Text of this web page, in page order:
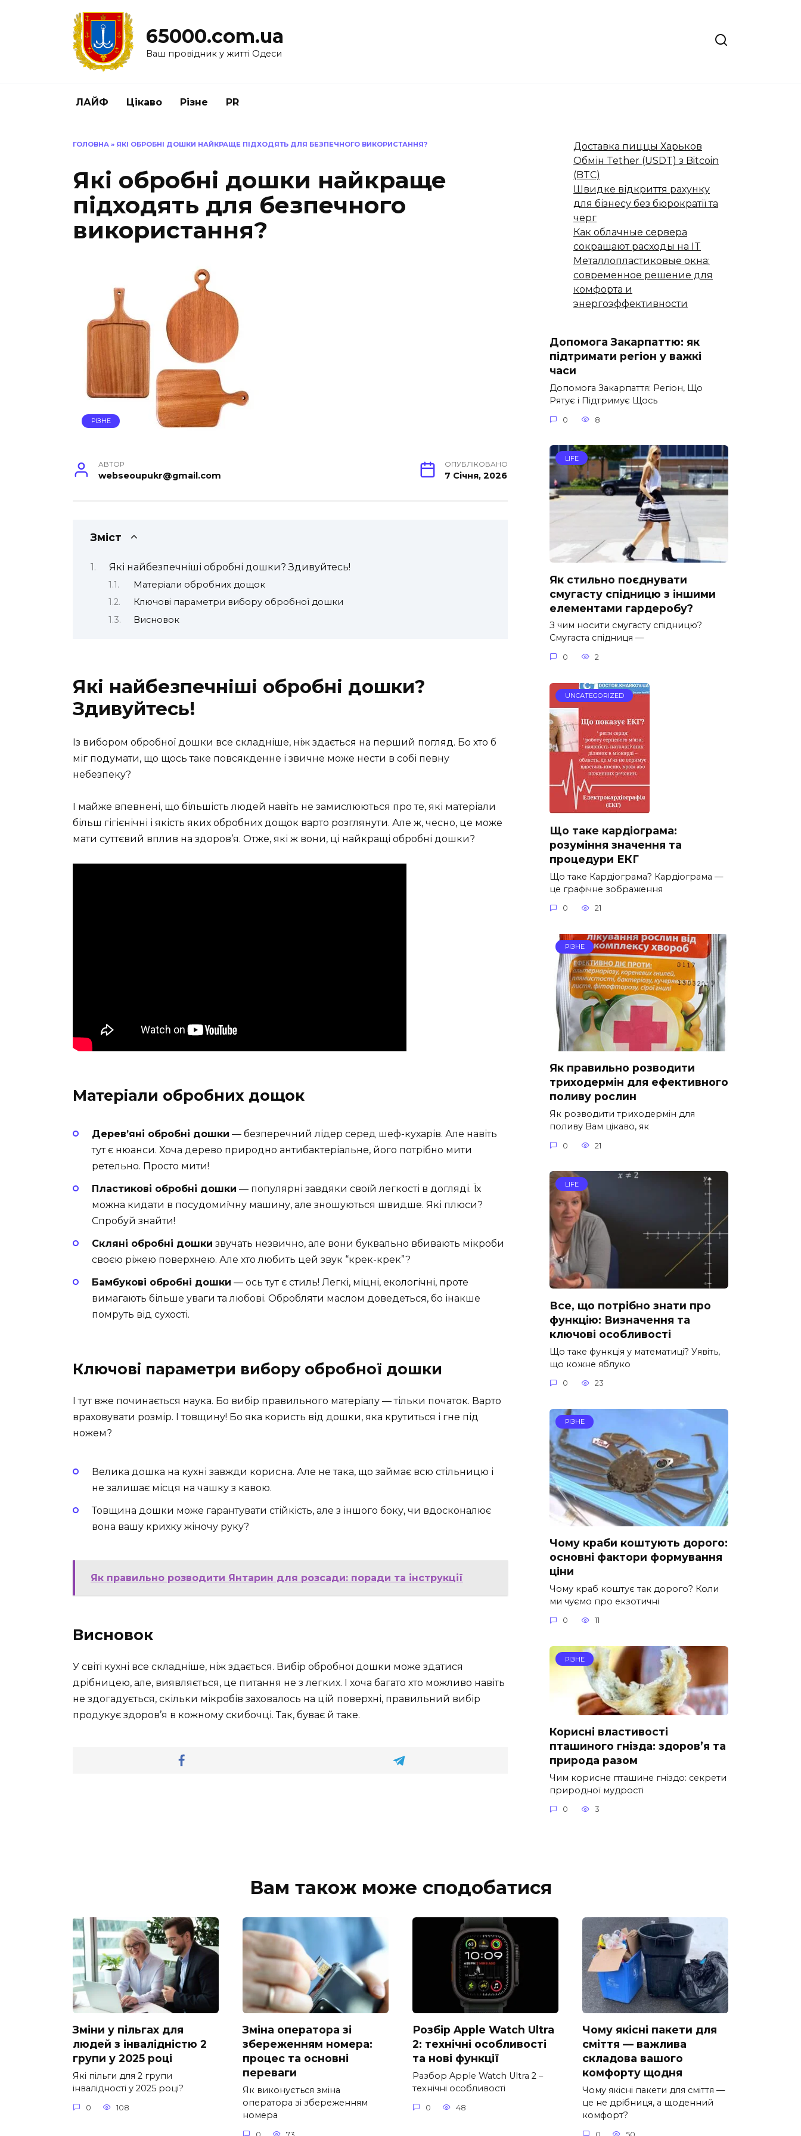
65000.com.ua
Ваш провідник у житті Одеси
ЛАЙФ Цікаво Різне PR
ГОЛОВНА » ЯКІ ОБРОБНІ ДОШКИ НАЙКРАЩЕ ПІДХОДЯТЬ ДЛЯ БЕЗПЕЧНОГО ВИКОРИСТАННЯ?
Які обробні дошки найкраще
підходять для безпечного
використання?
РІЗНЕ
АВТОР
webseoupukr@gmail.com
ОПУБЛІКОВАНО
7 Січня, 2026
Зміст
Які найбезпечніші обробні дошки? Здивуйтесь!
Матеріали обробних дощок
Ключові параметри вибору обробної дошки
Висновок
Які найбезпечніші обробні дошки?
Здивуйтесь!
Із вибором обробної дошки все складніше, ніж здається на перший погляд. Бо хто б
міг подумати, що щось таке повсякденне і звичне може нести в собі певну
небезпеку?
І майже впевнені, що більшість людей навіть не замислюються про те, які матеріали
більш гігієнічні і якість яких обробних дощок варто розглянути. Але ж, чесно, це може
мати суттєвий вплив на здоров’я. Отже, які ж вони, ці найкращі обробні дошки?
Матеріали обробних дощок
Дерев’яні обробні дошки — безперечний лідер серед шеф-кухарів. Але навіть
тут є нюанси. Хоча дерево природно антибактеріальне, його потрібно мити
ретельно. Просто мити!
Пластикові обробні дошки — популярні завдяки своїй легкості в догляді. Їх
можна кидати в посудомиїчну машину, але зношуються швидше. Які плюси?
Спробуй знайти!
Скляні обробні дошки звучать незвично, але вони буквально вбивають мікроби
своєю ріжею поверхнею. Але хто любить цей звук “крек-крек”?
Бамбукові обробні дошки — ось тут є стиль! Легкі, міцні, екологічні, проте
вимагають більше уваги та любові. Обробляти маслом доведеться, бо інакше
помруть від сухості.
Ключові параметри вибору обробної дошки
І тут вже починається наука. Бо вибір правильного матеріалу — тільки початок. Варто
враховувати розмір. І товщину! Бо яка користь від дошки, яка крутиться і гне під
ножем?
Велика дошка на кухні завжди корисна. Але не така, що займає всю стільницю і
не залишає місця на чашку з кавою.
Товщина дошки може гарантувати стійкість, але з іншого боку, чи вдосконалює
вона вашу крихку жіночу руку?
Як правильно розводити Янтарин для розсади: поради та інструкції
Висновок
У світі кухні все складніше, ніж здається. Вибір обробної дошки може здатися
дрібницею, але, виявляється, це питання не з легких. І хоча багато хто можливо навіть
не здогадується, скільки мікробів заховалось на цій поверхні, правильний вибір
продукує здоров’я в кожному скибочці. Так, буває й таке.
Доставка пиццы Харьков
Обмін Tether (USDT) з Bitcoin
(BTC)
Швидке відкриття рахунку
для бізнесу без бюрократії та
черг
Как облачные сервера
сокращают расходы на IT
Металлопластиковые окна:
современное решение для
комфорта и
энергоэффективности
Допомога Закарпаттю: як
підтримати регіон у важкі
часи
Допомога Закарпаття: Регіон, Що
Рятує і Підтримує Щось
0 8
LIFE
Як стильно поєднувати
смугасту спідницю з іншими
елементами гардеробу?
З чим носити смугасту спідницю?
Смугаста спідниця —
0 2
UNCATEGORIZED
Що таке кардіограма:
розуміння значення та
процедури ЕКГ
Що таке Кардіограма? Кардіограма —
це графічне зображення
0 21
РІЗНЕ
Як правильно розводити
триходермін для ефективного
поливу рослин
Як розводити триходермін для
поливу Вам цікаво, як
0 21
LIFE
Все, що потрібно знати про
функцію: Визначення та
ключові особливості
Що таке функція у математиці? Уявіть,
що кожне яблуко
0 23
РІЗНЕ
Чому краби коштують дорого:
основні фактори формування
ціни
Чому краб коштує так дорого? Коли
ми чуємо про екзотичні
0 11
РІЗНЕ
Корисні властивості
пташиного гнізда: здоров’я та
природа разом
Чим корисне пташине гніздо: секрети
природної мудрості
0 3
Вам також може сподобатися
Зміни у пільгах для
людей з інвалідністю 2
групи у 2025 році
Які пільги для 2 групи
інвалідності у 2025 році?
0 108
Зміна оператора зі
збереженням номера:
процес та основні
переваги
Як виконується зміна
оператора зі збереженням
номера
Розбір Apple Watch Ultra
2: технічні особливості
та нові функції
Разбор Apple Watch Ultra 2 –
технічні особливості
0 48
Чому якісні пакети для
сміття — важлива
складова вашого
комфорту щодня
Чому якісні пакети для сміття —
це не дрібниця, а щоденний
комфорт?